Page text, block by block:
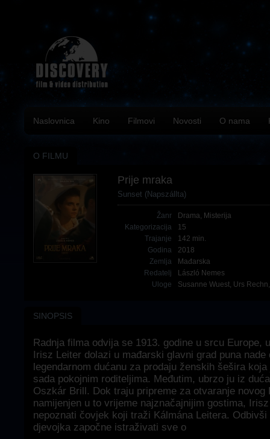
Naslovnica Kino Filmovi Novosti O nama
O FILMU
Prije mraka
Sunset (Napszállta)
Žanr Drama, Misterija
Kategorizacija
15
Trajanje
142 min.
Godina
2018
Zemlja
Mađarska
Redatelj
László Nemes
Uloge
Susanne Wuest, Urs Rechn
SINOPSIS
Radnja filma odvija se 1913. godine u srcu Europe,
Irisz Leiter dolazi u mađarski glavni grad puna
legendarnom dućanu za prodaju ženskih šešira
sada pokojnim roditeljima. Međutim, ubrzo ju iz
Oszkár Brill. Dok traju pripreme za otvaranje novog
namijenjen u to vrijeme najznačajnijim gostima,
nepoznati čovjek koji traži Kálmána Leitera.
djevojka započne istraživati sve o